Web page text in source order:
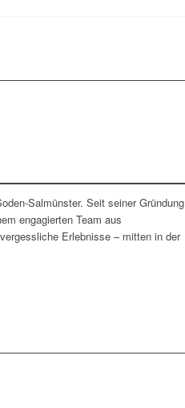
Salmünster. Seit seiner Gründung
engagierten Team aus
Erlebnisse – mitten in der